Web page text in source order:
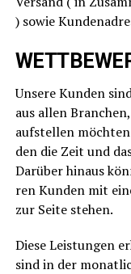
) sowie
Unse­re Kun­den
aus allen
auf­stel­len
den die Zeit und
Dar­über hin­aus
ren Kun­den mit
zur Sei­te stehen.
Die­se Leis­tun­gen
sind in der